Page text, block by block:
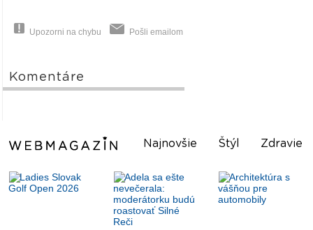
Upozorni na chybu Pošli emailom
Komentáre
Najnovšie Štýl Zdravie